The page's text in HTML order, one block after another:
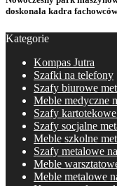
doskonała kadra fachowców
Kategorie
Kompas Jutra
Szafki na telefony
Szafy biurowe
Meble medyczne
Szafy
Szafy socjalne
Meble szkolne
Szafy metalowe
Meble
Meble metalowe